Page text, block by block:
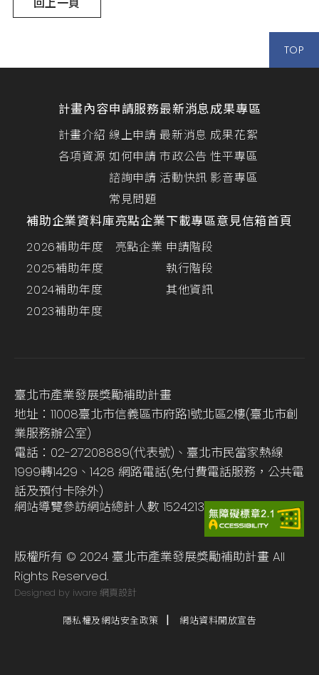
回上一頁
TOP
計畫內容
計畫介紹
各項資源
申請服務
線上申請
如何申請
諮詢申請
常見問題
最新消息
最新消息
市政公告
活動快訊
成果專區
成果花絮
性平專區
影音專區
補助企業資料庫
2026補助年度
2025補助年度
2024補助年度
2023補助年度
亮點企業
亮點企業
下載專區
申請階段
執行階段
其他資訊
意見信箱首頁
臺北市產業發展獎勵補助計畫
地址：11008臺北市信義區市府路1號北區2樓(臺北市創
業服務辦公室)
電話：02-27208889(代表號)、臺北市民當家熱線
1999轉1429、1428 網路電話(免付費電話服務，公共電
話及預付卡除外)
網站導覽參訪網站總計人數 1524213
版權所有 © 2024 臺北市產業發展獎勵補助計畫 All
Rights Reserved.
Designed by iware 網頁設計
隱私權及網站安全政策 網站資料開放宣告